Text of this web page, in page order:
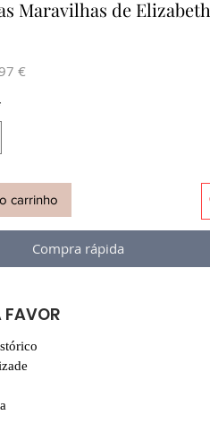
Maravilhas de Elizabeth
€
carrinho
Compra rápida
FAVOR